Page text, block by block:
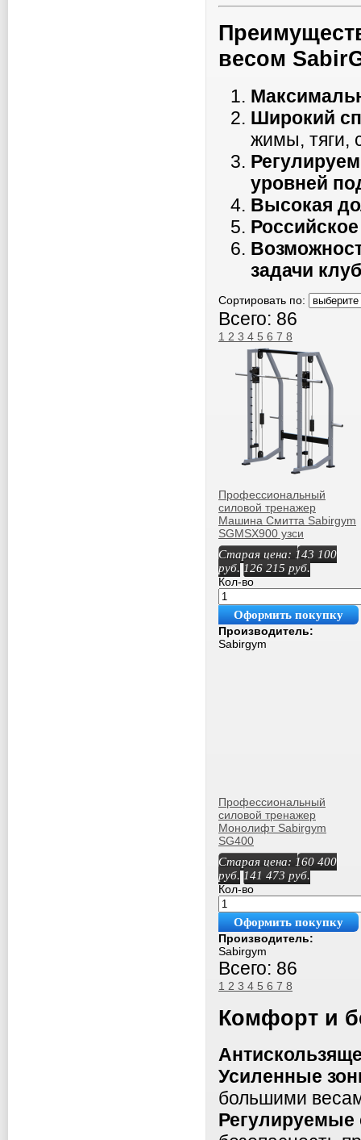
весом
Широкий
жимы, тяги,
уровней
Высокая
задачи
Сортировать по:
Всего: 86
1 2 3 4 5 6 7 8
Профессиональный
силовой тренажер
Машина Смитта Sabirgym
SGMSX900 узси
Старая цена: 143 100
руб. 126 215 руб.
Кол-во
Оформить покупку
Производитель:
Sabirgym
Профессиональный
силовой тренажер
Монолифт Sabirgym
SG400
Старая цена: 160 400
руб. 141 473 руб.
Кол-во
Оформить покупку
Производитель:
Sabirgym
Всего: 86
1 2 3 4 5 6 7 8
Комфорт и
Усиленные
большими
Регулируемые